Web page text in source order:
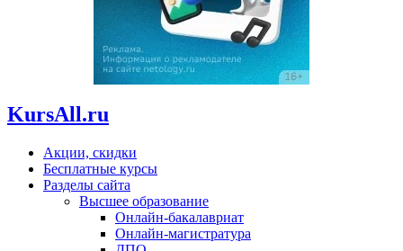
KursAll.ru
Акции, скидки
Бесплатные курсы
Разделы сайта
Высшее образование
Онлайн-бакалавриат
Онлайн-магистратура